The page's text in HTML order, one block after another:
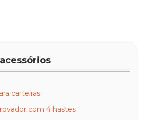
carteiras
com 4 hastes